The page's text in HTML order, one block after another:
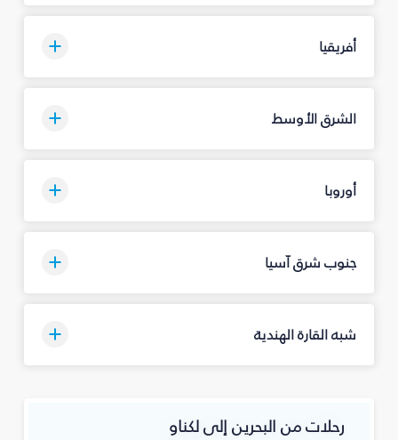
أفريقيا
الشرق الأوسط
أوروبا
جنوب شرق آسيا
شبه القارة الهندية
رحلات من البحرين إلى لكناو